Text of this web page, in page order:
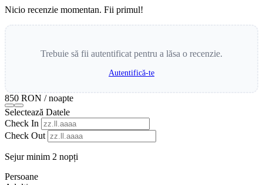
Nicio recenzie momentan. Fii primul!
Trebuie să fii autentificat pentru a lăsa o recenzie.
Autentifică-te
850 RON / noapte
Selectează Datele
Check In
Check Out
Sejur minim 2 nopți
Persoane